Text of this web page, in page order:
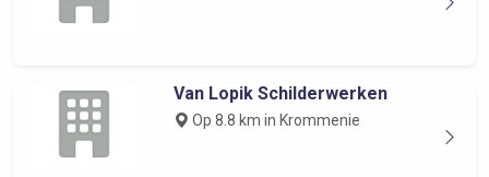
Van Lopik Schilderwerken
Op 8.8 km in Krommenie